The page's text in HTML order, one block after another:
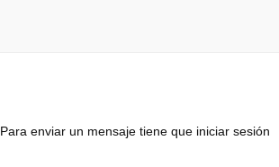
Para enviar un mensaje tiene que iniciar sesión